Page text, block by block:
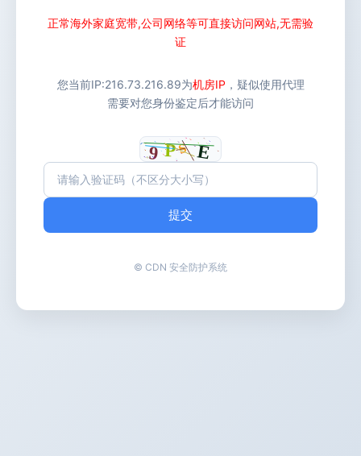
正常海外家庭宽带,公司网络等可直接访问网站,无需验
证
您当前IP:216.73.216.89为机房IP ，疑似使用代理
需要对您身份鉴定后才能访问
提交
© CDN 安全防护系统